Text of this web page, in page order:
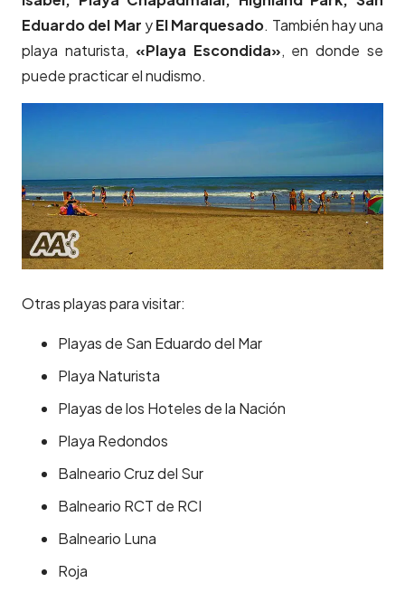
Eduardo del Mar yEl Marquesado. También hay una
playa naturista, «Playa Escondida», en donde se
puede practicar el nudismo.
Otras playas para visitar:
Playas de San Eduardo del Mar
Playa Naturista
Playas de los Hoteles de la Nación
Playa Redondos
Balneario Cruz del Sur
Balneario RCT de RCI
Balneario Luna
Roja